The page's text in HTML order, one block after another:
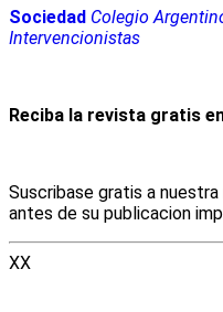
Sociedad Colegio
Intervencionistas
Reciba la revista gratis
Suscribase gratis a
antes de su publicacion
XX